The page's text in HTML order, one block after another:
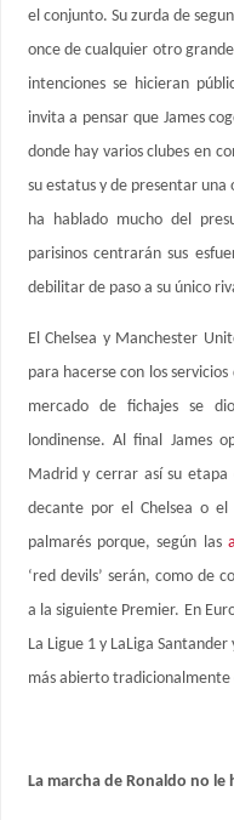
el conjunto. Su zurda de
once de cualquier otro
intenciones se hicieran
invita a pensar que James
donde hay varios clubes en
su estatus y de presentar
ha hablado mucho del
parisinos centrarán sus
debilitar de paso a su único
El Chelsea y Manchester
para hacerse con los
mercado de fichajes se
londinense. Al final James
Madrid y cerrar así su etapa
decante por el Chelsea o
palmarés porque, según las
‘red devils’ serán, como de
a la siguiente Premier. En
La Ligue 1 y LaLiga
más abierto tradicionalmente
La marcha de Ronaldo no le